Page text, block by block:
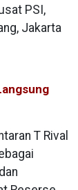
PSI,
Jakarta
T Rival
dan